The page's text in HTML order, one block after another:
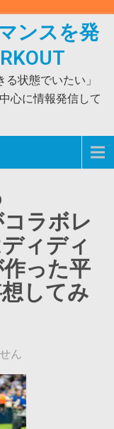
ンスを発
る状態でいたい」
心に情報発信して
ラボレ
ィディ
った平
してみ
ん